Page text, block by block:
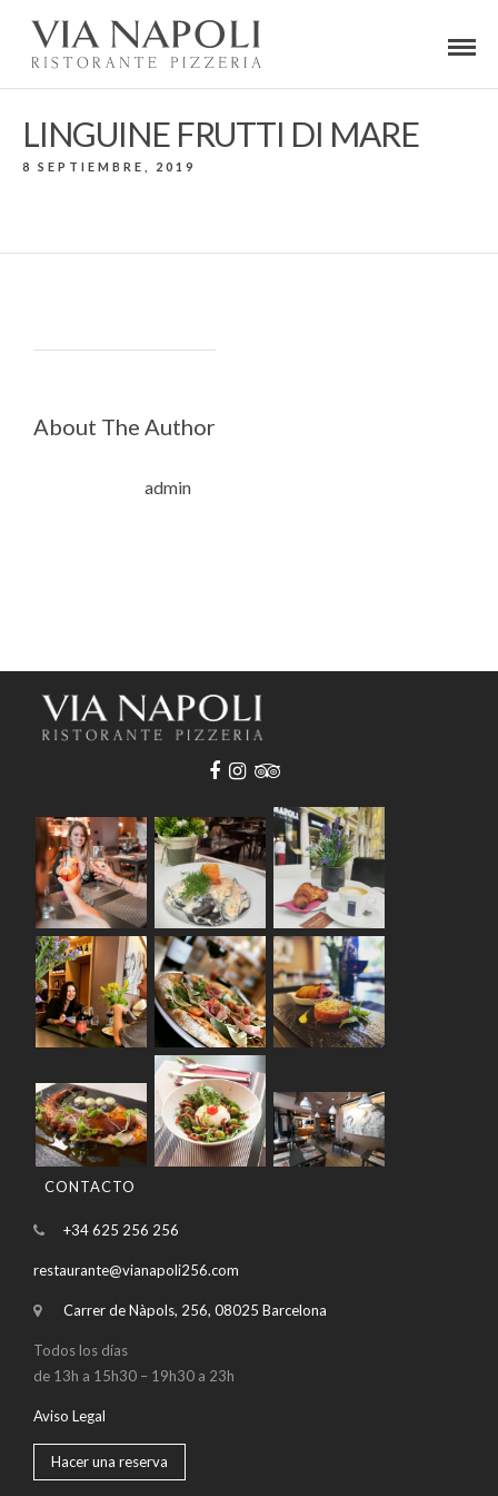
LINGUINE FRUTTI DI MARE
8 SEPTIEMBRE, 2019
About The Author
admin
CONTACTO
+34 625 256 256
restaurante@vianapoli256.com
Carrer de Nàpols, 256, 08025 Barcelona
Todos los días
de 13h a 15h30 – 19h30 a 23h
Aviso Legal
Hacer una reserva